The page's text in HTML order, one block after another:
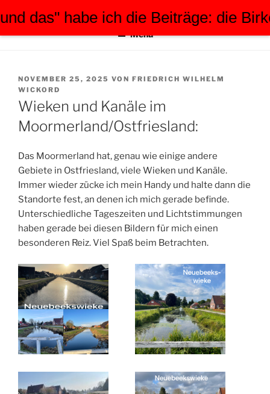
habe ich die Beiträge: die Birke
Inhalt
springen
FWW-FOTOGRAFIE
tauchen Sie ein in meine Welt
Menü
VERÖFFENTLICHT
AM
NOVEMBER 25, 2025 VON FRIEDRICH WILHELM
WICKORD
Wieken und Kanäle im
Moormerland/Ostfriesland:
Das Moormerland hat, genau wie einige andere
Gebiete in Ostfriesland, viele Wieken und Kanäle.
Immer wieder zücke ich mein Handy und halte dann die
Standorte fest, an denen ich mich gerade befinde.
Unterschiedliche Tageszeiten und Lichtstimmungen
haben gerade bei diesen Bildern für mich einen
besonderen Reiz. Viel Spaß beim Betrachten.